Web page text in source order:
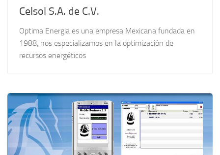
Celsol S.A. de C.V.
Optima Energia es una empresa Mexicana fundada en
1988, nos especializamos en la optimización de
recursos energéticos